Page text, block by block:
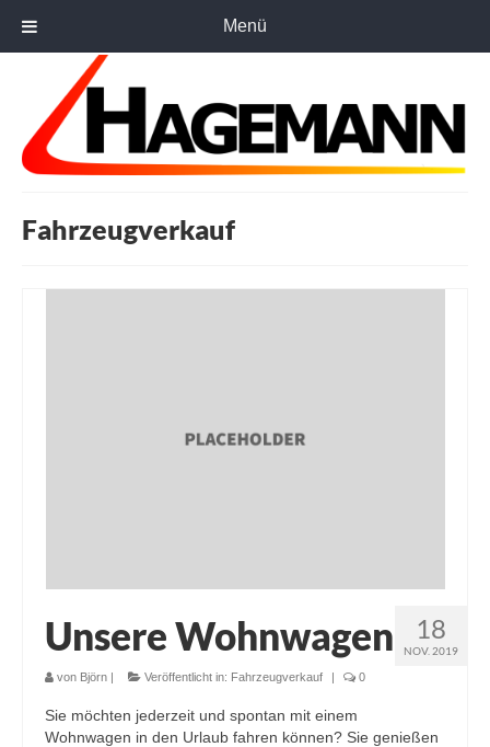
Fahrzeugverkauf
18
NOV. 2019
Unsere Wohnwagen
von Björn | Veröffentlicht in: Fahrzeugverkauf | 0
Sie möchten jederzeit und spontan mit einem
Wohnwagen in den Urlaub fahren können? Sie genießen
Menü